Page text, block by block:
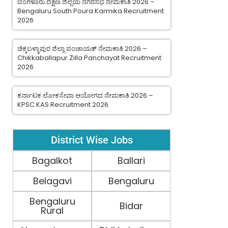
Bengaluru South Poura Karmika Recruitment
2026
ಚಿಕ್ಕಬಳ್ಳಾಪುರ ಜಿಲ್ಲಾ ಪಂಚಾಯತ್ ನೇಮಕಾತಿ 2026 –
Chikkaballapur Zilla Panchayat Recruitment
2026
ಕರ್ನಾಟಕ ಲೋಕಸೇವಾ ಆಯೋಗದ ನೇಮಕಾತಿ 2026 –
KPSC KAS Recruitment 2026
District Wise Jobs
Bagalkot
Ballari
Belagavi
Bengaluru
Bengaluru
Rural Bidar